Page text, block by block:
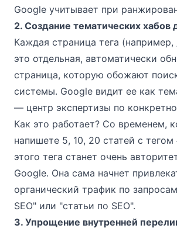
Google учитывает при
2. Создание тематических хабов
Каждая страница тега
это отдельная, автоматически
страница, которую обожают
системы. Google видит ее как
— центр экспертизы по
Как это работает? Со временем,
напишете 5, 10, 20 статей с тегом
этого тега станет очень
Google. Она сама начнет
органический трафик по
SEO" или "статьи по SEO".
3. Упрощение внутренней